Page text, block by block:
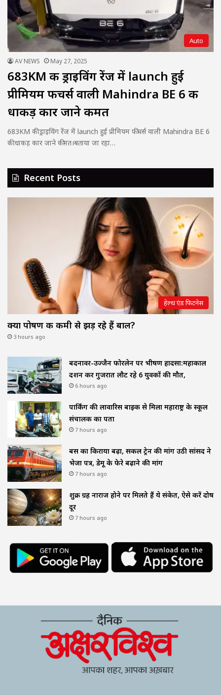
Auto
AV NEWS May 27, 2025
683KM की ड्राइविंग रेंज में launch हुई
प्रीमियम फीचर्स वाली Mahindra BE 6 की
धाकड़ कार जाने कीमत
683KM की ड्राइविंग रेंज में launch हुई प्रीमियम फीचर्स वाली Mahindra BE 6
की धाकड़ कार जाने कीमत।बताया जा रहा…
Recent Posts
हेल्थ एंड फिटनेस
क्या पोषण की कमी से झड़ रहे हैं बाल?
3 hours ago
बदनावर-उज्जैन फोरलेन पर भीषण हादसा:महाकाल
दर्शन कर गुजरात लौट रहे 6 युवकों की मौत,
6 hours ago
पार्किंग की लावारिस बाइक से मिला महाराष्ट्र के स्कूल
संचालक का पता
7 hours ago
बस का किराया बढ़ा, सर्कल ट्रेन की मांग उठी सांसद ने
भेजा पत्र, डेमू के फेरे बढ़ाने की मांग
7 hours ago
शुक्र ग्रह नाराज होने पर मिलते हैं ये संकेत, ऐसे करें दोष
दूर
7 hours ago